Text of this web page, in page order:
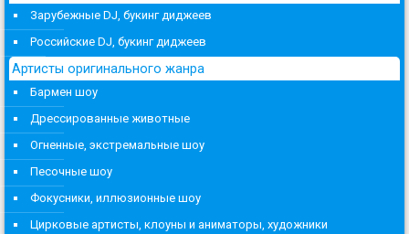
Зарубежные DJ, букинг диджеев
Российские DJ, букинг диджеев
Артисты оригинального жанра
Бармен шоу
Дрессированные животные
Огненные, экстремальные шоу
Песочные шоу
Фокусники, иллюзионные шоу
Цирковые артисты, клоуны и аниматоры, художники